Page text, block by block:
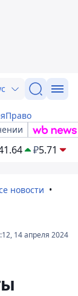
Право
₽5.71
новости
14 апреля 2024